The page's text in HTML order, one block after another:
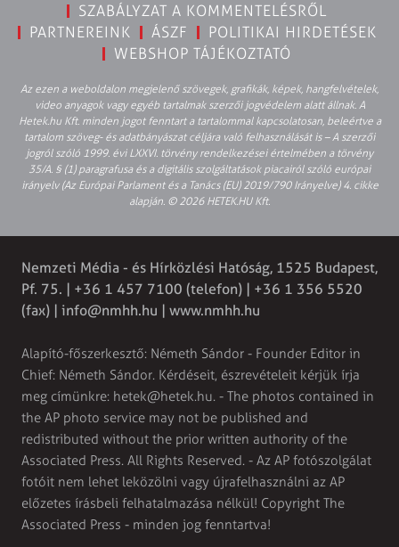
SZABÁLYZAT A KOMMENTELÉSRŐL
PARTNEREINK
ÁSZF
POLITIKAI HIRDETÉSEK
WEBSHOP TÁJÉKOZTATÓ
Az ezen a weboldalon megjelenő szövegek, grafikák, képek, hangfelvételek,
video anyagok vagy egyéb tartalmak szerzői jogvédelem alatt állnak. A
Hetek.hu Kft. minden jogot fenntart a tartalommal kapcsolatosan, beleértve a
tartalom szöveg- és adatbányászat céljára való felhasználását is – A szerzői
jogról szóló 1999. évi LXXVI. törvény rendelkezései értelmében a törvény
35/A. § (1) paragrafusa és a digitális szolgáltatások piacairól szóló európai
irányelv (Az Európai Parlament és a Tanács (EU) 2019/790 Irányelve) 4. cikke
alapján. © 2026 HETEK.HU Kft.
Nemzeti Média - és Hírközlési Hatóság, 1525 Budapest,
Pf. 75. | +36 1 457 7100 (telefon) | +36 1 356 5520
(fax) | info@nmhh.hu | www.nmhh.hu
Alapító-főszerkesztő: Németh Sándor - Founder Editor in
Chief: Németh Sándor. Kérdéseit, észrevételeit kérjük írja
meg címünkre: hetek@hetek.hu. - The photos contained in
the AP photo service may not be published and
redistributed without the prior written authority of the
Associated Press. All Rights Reserved. - Az AP fotószolgálat
fotóit nem lehet leközölni vagy újrafelhasználni az AP
előzetes írásbeli felhatalmazása nélkül! Copyright The
Associated Press - minden jog fenntartva!